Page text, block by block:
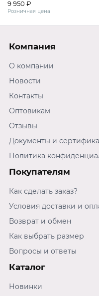
вариант исполнения: Бандаж
для женщин "Beautiful line" (01)
бежевый
9 950 ₽
Розничная цена
Компания
О компании
Новости
Контакты
Оптовикам
Отзывы
Документы и
Политика
Покупателям
Как сделать заказ?
Условия доставки и
Возврат и обмен
Как выбрать размер
Вопросы и ответы
Каталог
Новинки